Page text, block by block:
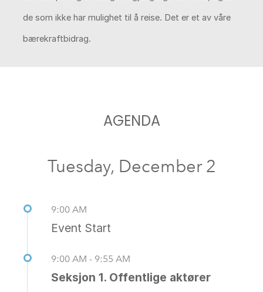
de som ikke har mulighet til å reise. Det er et av våre
bærekraftbidrag.
AGENDA
Tuesday, December 2
9:00 AM
Event Start
9:00 AM - 9:55 AM
Seksjon 1. Offentlige aktører